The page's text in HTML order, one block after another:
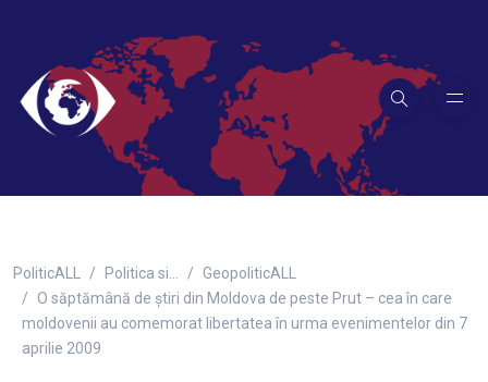
PoliticALL Politica si…
GeopoliticALL
O săptămână de știri din Moldova de peste Prut – cea în care
moldovenii au comemorat libertatea în urma evenimentelor din 7
aprilie 2009